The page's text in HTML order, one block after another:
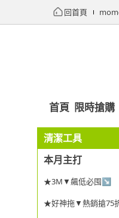
回首頁
首頁 限時搶購
清潔工具
本月主打
★3M▼飆低必囤↘
★好神拖▼熱銷搶